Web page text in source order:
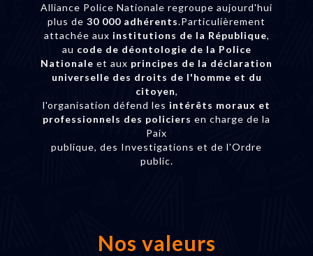
Alliance Police Nationale regroupe aujourd'hui
plus de 30 000 adhérents.Particulièrement
attachée aux institutions de la République,
au code de déontologie de la Police
Nationale et aux principes de la déclaration
universelle des droits de l'homme et du
citoyen,
l'organisation défend les intérêts moraux et
professionnels des policiers en charge de la
Paix
publique, des Investigations et de l'Ordre
public.
Nos valeurs